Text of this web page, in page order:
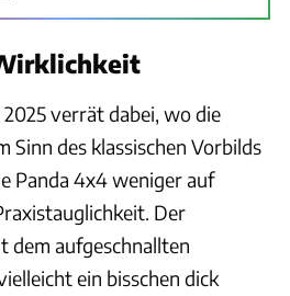
verrät dabei, wo die
Sinn des klassischen Vorbilds
Panda 4x4 weniger auf
Der
dem aufgeschnallten
ein bisschen dick